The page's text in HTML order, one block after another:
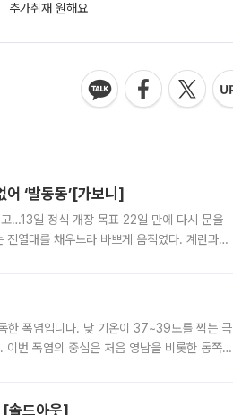
추가취재 원해요
‘발동동’[가보니]
…13일 정식 개장 목표 22일 만에 다시 문을
열대를 채우느라 바쁘게 움직였다. 계란과
한 폭염입니다. 낮 기온이 37~39도를 찍는 극
번 폭염의 중심은 처음 영남을 비롯한 동쪽
솔드아웃]